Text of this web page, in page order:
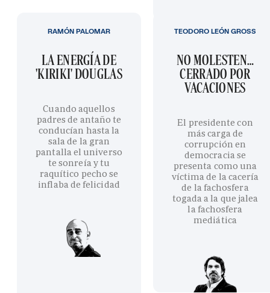
LA ENERGÍA DE
'KIRIKI' DOUGLAS
Cuando aquellos
padres de antaño te
conducían hasta la
sala de la gran
pantalla el universo
te sonreía y tu
raquítico pecho se
inflaba de felicidad
RAMÓN PALOMAR
NO MOLESTEN…
CERRADO POR
VACACIONES
El presidente con
más carga de
corrupción en
democracia se
presenta como una
víctima de la cacería
de la fachosfera
togada a la que jalea
la fachosfera
mediática
TEODORO LEÓN GROSS